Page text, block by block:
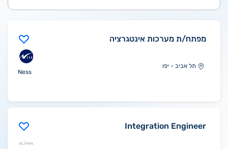
מפתח/ת מערכות אינטגרציה
תל אביב - יפו
Ness
Integration Engineer